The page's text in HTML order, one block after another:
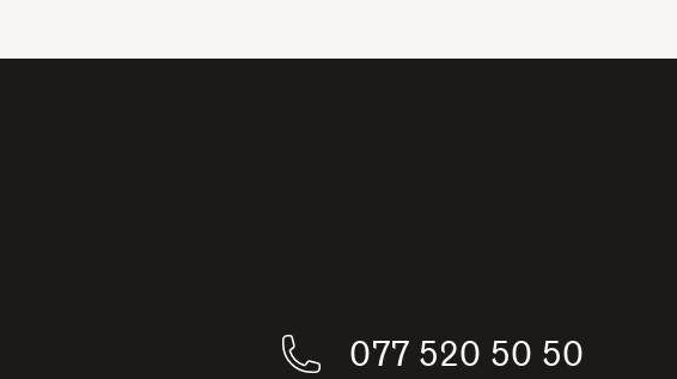
077 520 50 50